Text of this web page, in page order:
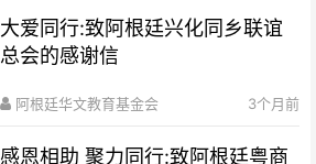
大爱同行:致阿根廷兴化同乡联谊
总会的感谢信
阿根廷华文教育基金会 3个月前
感恩相助 聚力同行:致阿根廷粤商